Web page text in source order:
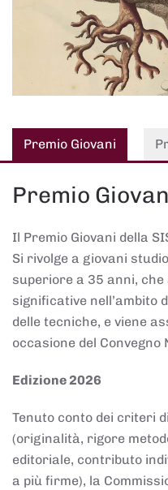
Premio Giovani
Premio
Il Premio Giovani della
Si rivolge a giovani
superiore a 35 anni,
significative nell’ambito
delle tecniche, e viene
occasione del Convegno
Edizione 2026
Tenuto conto dei criteri
(originalità, rigore
editoriale, contributo
a più firme), la